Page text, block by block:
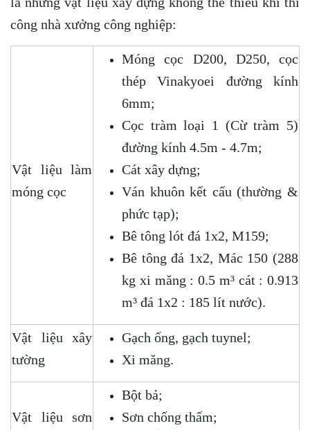
công nhà xưởng công nghiệp:
Vật liệu làm
móng cọc
Móng cọc D200, D250, cọc
thép Vinakyoei đường kính
6mm;
Cọc tràm loại 1 (Cừ tràm 5)
đường kính 4.5m - 4.7m;
Cát xây dựng;
Ván khuôn kết cấu (thường &
phức tạp);
Bê tông lót đá 1x2, M159;
Bê tông đá 1x2, Mác 150 (288
kg xi măng : 0.5 m³ cát : 0.913
m³ đá 1x2 : 185 lít nước).
Vật liệu xây
tường
Gạch ống, gạch tuynel;
Xi măng.
Vật liệu sơn
Bột bả;
Sơn chống thấm;